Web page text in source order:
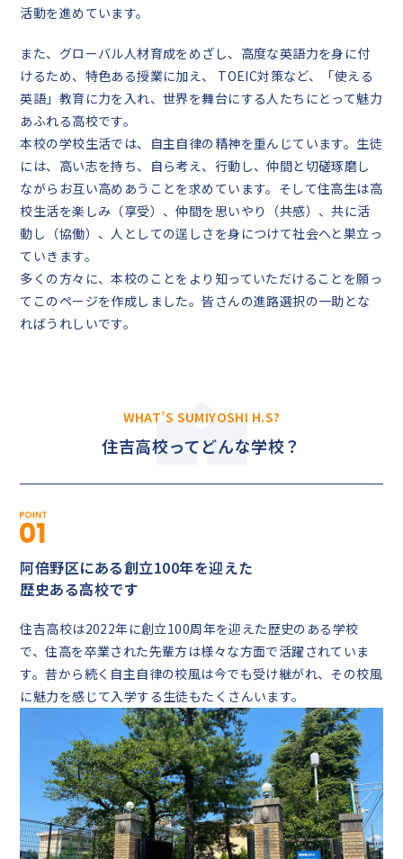
活動を進めています。
また、グローバル人材育成をめざし、高度な英語力を身に付
けるため、特色ある授業に加え、 TOEIC対策など、「使える
英語」教育に力を入れ、世界を舞台にする人たちにとって魅力
あふれる高校です。
本校の学校生活では、自主自律の精神を重んじています。生徒
には、高い志を持ち、自ら考え、行動し、仲間と切磋琢磨し
ながらお互い高めあうことを求めています。そして住高生は高
校生活を楽しみ（享受）、仲間を思いやり（共感）、共に活
動し（協働）、人としての逞しさを身につけて社会へと巣立っ
ていきます。
多くの方々に、本校のことをより知っていただけることを願っ
てこのページを作成しました。皆さんの進路選択の一助とな
ればうれしいです。
WHAT’S SUMIYOSHI H.S?
住吉高校ってどんな学校？
阿倍野区にある創立100年を迎えた
歴史ある高校です
住吉高校は2022年に創立100周年を迎えた歴史のある学校
で、住高を卒業された先輩方は様々な方面で活躍されていま
す。昔から続く自主自律の校風は今でも受け継がれ、その校風
に魅力を感じて入学する生徒もたくさんいます。